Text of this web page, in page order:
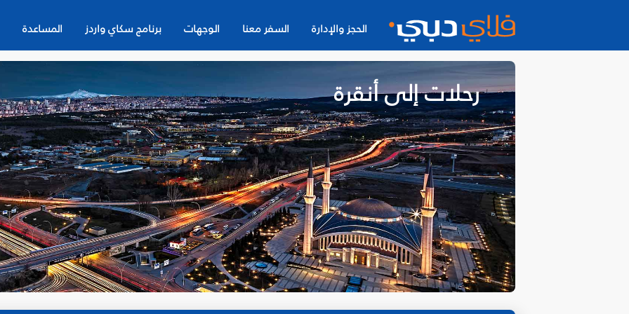
الحجز والإدارة السفر معنا الوجهات برنامج سكاي واردز المساعدة
رحلات إلى أنقرة